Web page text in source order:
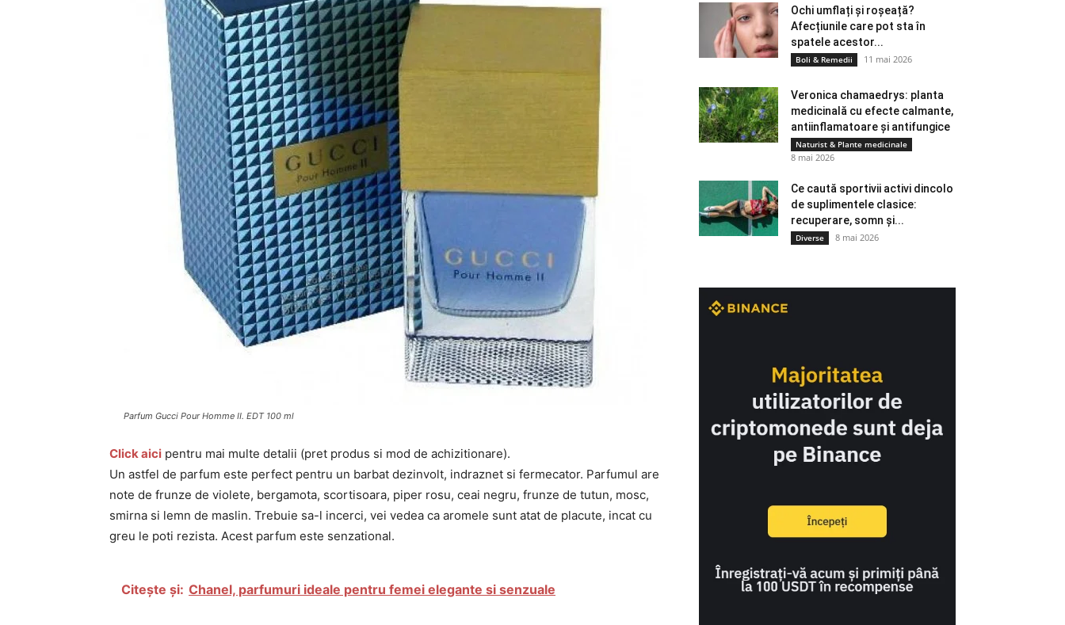
Parfum Gucci Pour Homme II. EDT 100 ml
Click aici pentru mai multe detalii (pret produs si mod de achizitionare).
Un astfel de parfum este perfect pentru un barbat dezinvolt, indraznet si fermecator. Parfumul are
note de frunze de violete, bergamota, scortisoara, piper rosu, ceai negru, frunze de tutun, mosc,
smirna si lemn de maslin. Trebuie sa-l incerci, vei vedea ca aromele sunt atat de placute, incat cu
greu le poti rezista. Acest parfum este senzational.
Citește și: Chanel, parfumuri ideale pentru femei elegante si senzuale
Ochi umflați și roșeață?
Afecțiunile care pot sta în
spatele acestor...
Boli & Remedii 11 mai 2026
Veronica chamaedrys: planta
medicinală cu efecte calmante,
antiinflamatoare și antifungice
Naturist & Plante medicinale
8 mai 2026
Ce caută sportivii activi dincolo
de suplimentele clasice:
recuperare, somn și...
Diverse 8 mai 2026